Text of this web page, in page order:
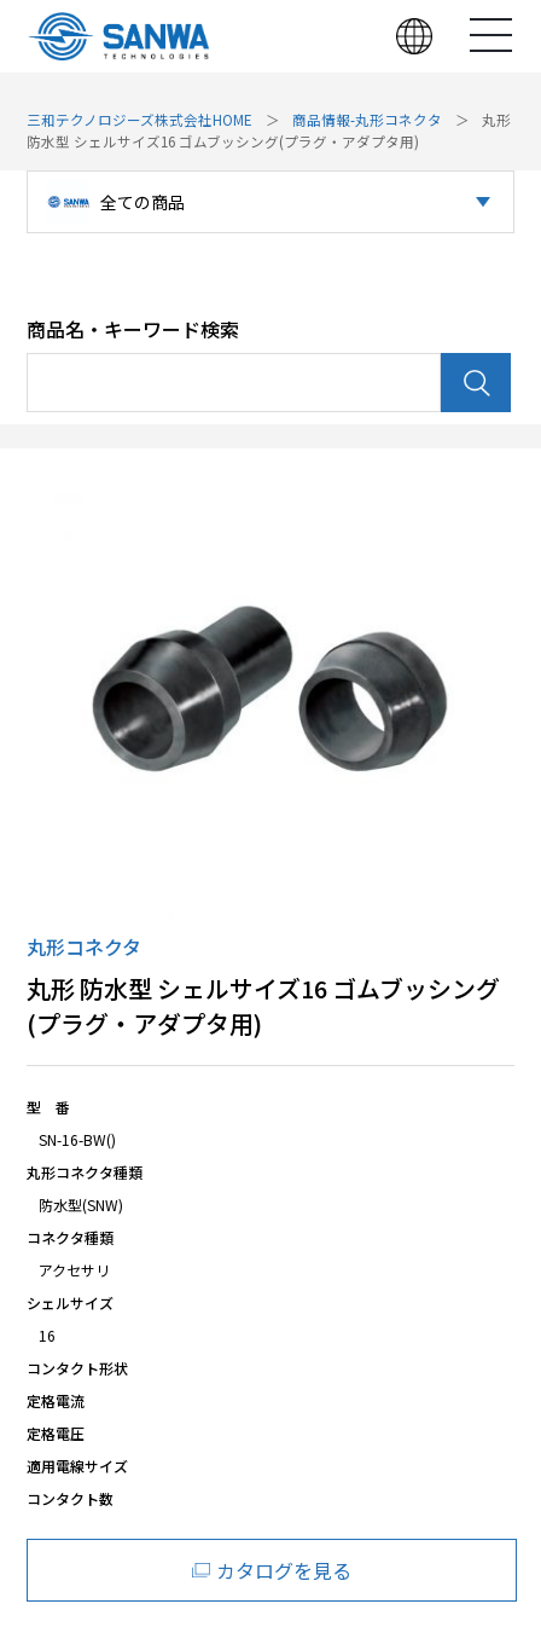
三和テクノロジーズ株式会社HOME 商品情報-丸形コネクタ
丸形
防水型 シェルサイズ16 ゴムブッシング(プラグ・アダプタ用)
全ての商品
パッチパネル（光）
丸形コネクタ
全ての商品
商品名・キーワード検索
丸形コネクタ
丸形 防水型 シェルサイズ16 ゴムブッシング
(プラグ・アダプタ用)
型 番
SN-16-BW()
丸形コネクタ種類
防水型(SNW)
コネクタ種類
アクセサリ
シェルサイズ
16
コンタクト形状
定格電流
定格電圧
適用電線サイズ
コンタクト数
カタログを見る